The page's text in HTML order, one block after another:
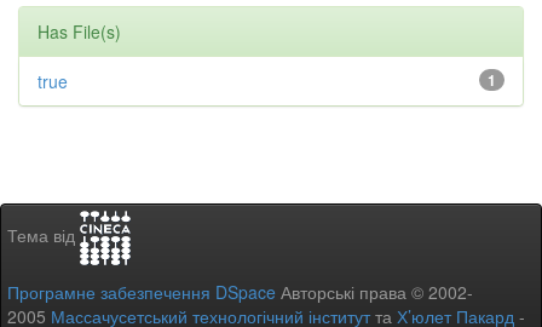
Has File(s)
1
true
Тема від
Програмне забезпечення DSpace Авторські права © 2002-
2005 Массачусетський технологічний інститутта Х’юлет Пакард -